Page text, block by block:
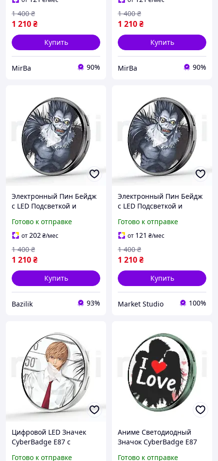
Видео, GIF и Фото,
1 210₴
1 400 ₴
Купить
MirBa 90%
Приложением,
Электронный Пин
1 210₴
1 400 ₴
Купить
MirBa 90%
Электронный Пин Бейдж
с LED Подсветкой и
CyberBadge E87 Черный
Миниатюрный Аниме
Значок с Дисплеем и
Bluetooth,
Готово к отправке
от202₴/мес
1 210₴
1 400 ₴
Купить
Bazilik 93%
Электронный Пин Бейдж
с LED Подсветкой и
CyberBadge E87 Черный
Миниатюрный Аниме
Значок с Дисплеем и
Bluetooth,
Готово к отправке
от 121 ₴/мес
1 210₴
1 400 ₴
Купить
Market Studio 100%
Цифровой LED Значек
CyberBadge E87 с
Готово к отправке
Аниме Светодиодный
Значок CyberBadge E87
Готово к отправке